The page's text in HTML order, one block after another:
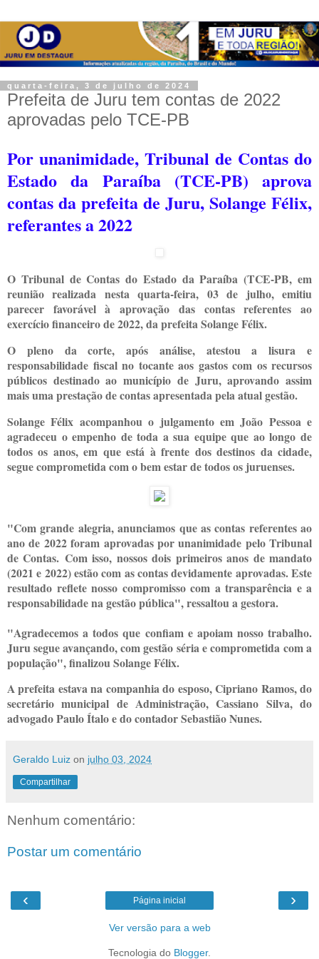
quarta-feira, 3 de julho de 2024
Prefeita de Juru tem contas de 2022
aprovadas pelo TCE-PB
Por unanimidade, Tribunal de Contas do
Estado da Paraíba (TCE-PB) aprova
contas da prefeita de Juru, Solange Félix,
referantes a 2022
O Tribunal de Contas do Estado da Paraíba (TCE-PB, em
reunião realizada nesta quarta-feira, 03 de julho, emitiu
parecer favorável à aprovação das contas referentes ao
exercício financeiro de 2022, da prefeita Solange Félix.
O pleno da corte, após análise, atestou a lisura e
responsabilidade fiscal no tocante aos gastos com os recursos
públicos destinado ao município de Juru, aprovando assim
mais uma prestação de contas apresentada pela atual gestão.
Solange Félix acompanhou o julgamento em João Pessoa e
agradeceu o empenho de toda a sua equipe que ao longo de
todos os anos, em que está à frente dos destinos da cidade,
segue comprometida com o bem estar de todos os juruenses.
"Com grande alegria, anunciamos que as contas referentes ao
ano de 2022 foram aprovadas por unanimidade pelo Tribunal
de Contas. Com isso, nossos dois primeiros anos de mandato
(2021 e 2022) estão com as contas devidamente aprovadas. Este
resultado reflete nosso compromisso com a transparência e a
responsabilidade na gestão pública", ressaltou a gestora.
"Agradecemos a todos que confiam e apoiam nosso trabalho.
Juru segue avançando, com gestão séria e comprometida com a
população", finalizou Solange Félix.
A prefeita estava na companhia do esposo, Cipriano Ramos, do
secretário municipal de Administração, Cassiano Silva, do
advogado Paulo Ítalo e do contador Sebastião Nunes.
Geraldo Luiz on julho 03, 2024
Compartilhar
Nenhum comentário:
Postar um comentário
‹ ›
Página inicial
Ver versão para a web
Tecnologia do Blogger.